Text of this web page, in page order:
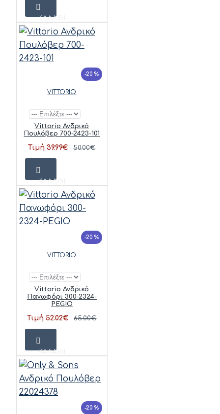
ΚΑΛΆΘΙ
-20 %
VITTORIO
Vittorio Ανδρικό
Πουλόβερ 700-2423-101
Τιμή 39.99€ 50.00€
ΚΑΛΆΘΙ
-20 %
VITTORIO
Vittorio Ανδρικό
Πανωφόρι 300-2324-
PEGIO
Τιμή 52.02€ 65.00€
ΚΑΛΆΘΙ
-20 %